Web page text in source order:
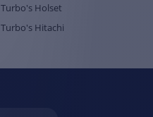
Turbo's Holset
Turbo's Hitachi